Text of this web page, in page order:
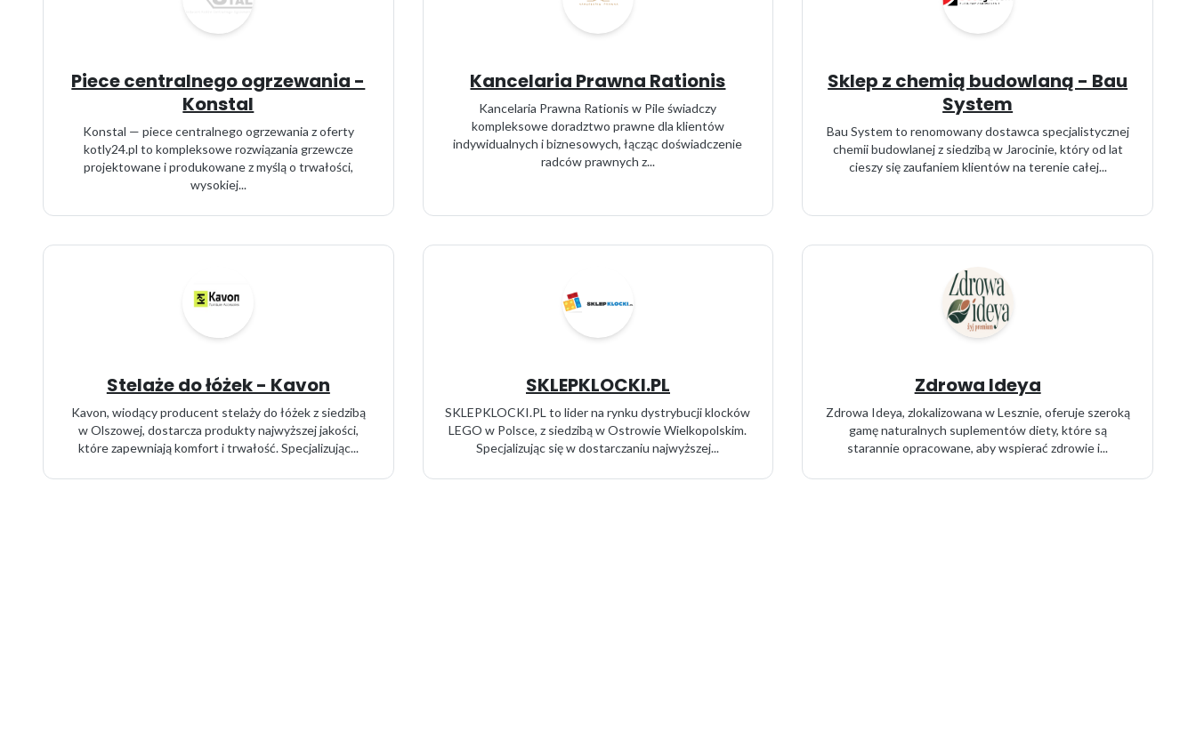
Piece centralnego ogrzewania -
Konstal
Konstal — piece centralnego ogrzewania z oferty
kotly24.pl to kompleksowe rozwiązania grzewcze
projektowane i produkowane z myślą o trwałości,
wysokiej...
Kancelaria Prawna Rationis
Kancelaria Prawna Rationis w Pile świadczy
kompleksowe doradztwo prawne dla klientów
indywidualnych i biznesowych, łącząc doświadczenie
radców prawnych z...
Sklep z chemią budowlaną - Bau
System
Bau System to renomowany dostawca specjalistycznej
chemii budowlanej z siedzibą w Jarocinie, który od lat
cieszy się zaufaniem klientów na terenie całej...
Stelaże do łóżek - Kavon
Kavon, wiodący producent stelaży do łóżek z siedzibą
w Olszowej, dostarcza produkty najwyższej jakości,
które zapewniają komfort i trwałość. Specjalizując...
SKLEPKLOCKI.PL
SKLEPKLOCKI.PL to lider na rynku dystrybucji klocków
LEGO w Polsce, z siedzibą w Ostrowie Wielkopolskim.
Specjalizując się w dostarczaniu najwyższej...
Zdrowa Ideya
Zdrowa Ideya, zlokalizowana w Lesznie, oferuje szeroką
gamę naturalnych suplementów diety, które są
starannie opracowane, aby wspierać zdrowie i...